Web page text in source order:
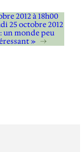
2012 à 18h00
25 octobre 2012
un monde peu
» →